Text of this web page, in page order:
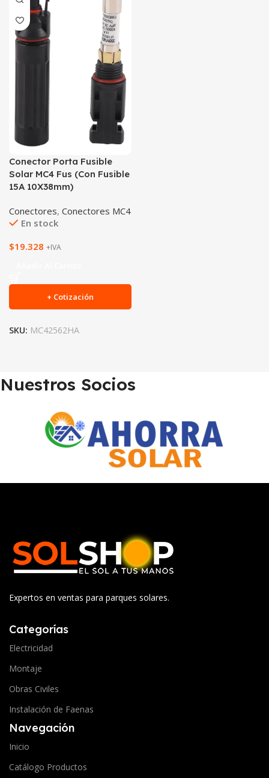
Conector Porta Fusible
Solar MC4 Fus (Con Fusible
15A 10X38mm)
Conectores, Conectores MC4
En stock
$19.328 +IVA
+ Cotización
SKU: MC42562HA
Nuestros Socios
Expertos en ventas para parques solares.
Categorías
Electricidad
Montaje
Obras Civiles
Instalación de Faenas
Navegación
Inicio
Catálogo Productos